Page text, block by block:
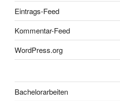
Eintrags-Feed
Kommentar-Feed
WordPress.org
Bachelorarbeiten